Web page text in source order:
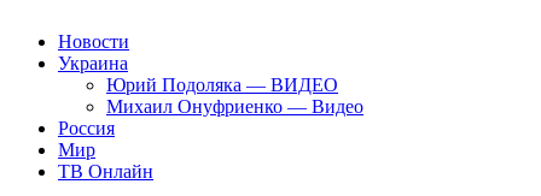
Новости
Украина
Юрий Подоляка — ВИДЕО
Михаил Онуфриенко — Видео
Россия
Мир
ТВ Онлайн